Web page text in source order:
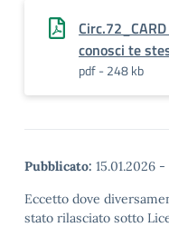
Circ.72_CARD
conosci te
pdf - 248 kb
Pubblicato: 15.01.2026 -
Eccetto dove
stato rilasciato sotto